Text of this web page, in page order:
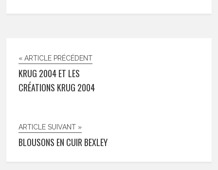
« ARTICLE PRÉCÉDENT
KRUG 2004 ET LES
CRÉATIONS KRUG 2004
ARTICLE SUIVANT »
BLOUSONS EN CUIR BEXLEY